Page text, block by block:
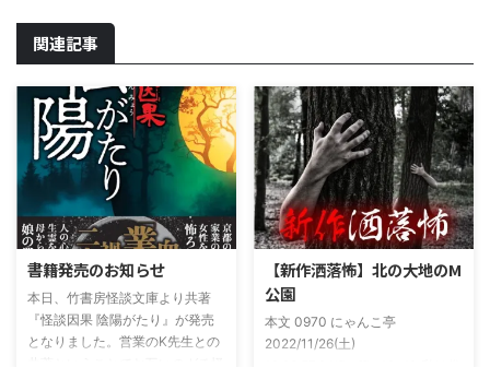
関連記事
書籍発売のお知らせ
本日、竹書房怪談文庫より共著
『怪談因果 陰陽がたり』が発売
となりました。営業のK先生との
【新作洒落怖】北の大地のM
公園
本文 0970 にゃんこ亭
2022/11/26(土)